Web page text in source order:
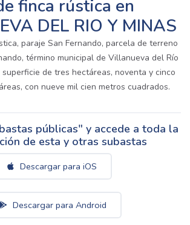
finca rústica en
DEL RIO Y MINAS
paraje San Fernando, parcela de terreno
término municipal de Villanueva del Río
de tres hectáreas, noventa y cinco
con nueve mil cien metros cuadrados.
públicas" y accede a toda la
de esta y otras subastas
Descargar para iOS
Descargar para Android